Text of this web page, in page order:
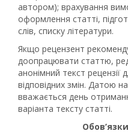
автором); врахування
оформлення статті,
слів, списку літератури.
Якщо рецензент
доопрацювати статтю,
анонімний текст
відповідних змін. Датою
вважається день
варіанта тексту статті.